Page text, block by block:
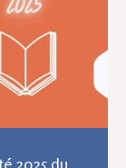
2025 du